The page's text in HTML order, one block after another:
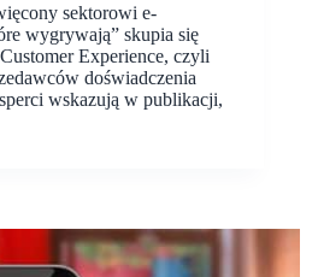
sektorowi e-
wygrywają” skupia się
Experience, czyli
doświadczenia
wskazują w publikacji,